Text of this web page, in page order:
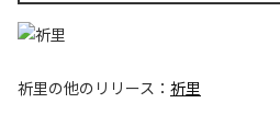
祈里の他のリリース： 祈里